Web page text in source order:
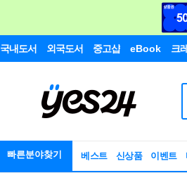
국내도서 외국도서 중고샵 eBook 크
빠른분야찾기 베스트 신상품 이벤트